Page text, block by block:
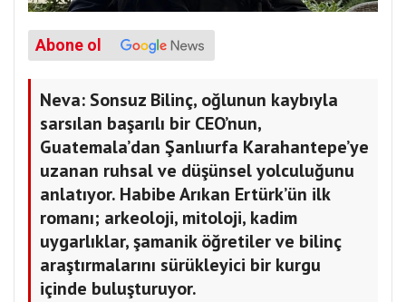
Abone ol
Neva: Sonsuz Bilinç, oğlunun kaybıyla
sarsılan başarılı bir CEO’nun,
Guatemala’dan Şanlıurfa Karahantepe’ye
uzanan ruhsal ve düşünsel yolculuğunu
anlatıyor. Habibe Arıkan Ertürk’ün ilk
romanı; arkeoloji, mitoloji, kadim
uygarlıklar, şamanik öğretiler ve bilinç
araştırmalarını sürükleyici bir kurgu
içinde buluşturuyor.